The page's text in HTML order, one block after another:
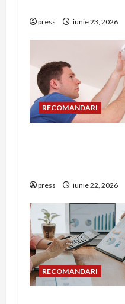
o
n
press iunie 23, 2026
RECOMANDARI
press iunie 22, 2026
RECOMANDARI